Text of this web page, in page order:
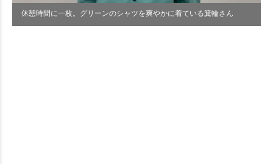
休憩時間に一枚。グリーンのシャツを爽やかに着ている箕輪さん